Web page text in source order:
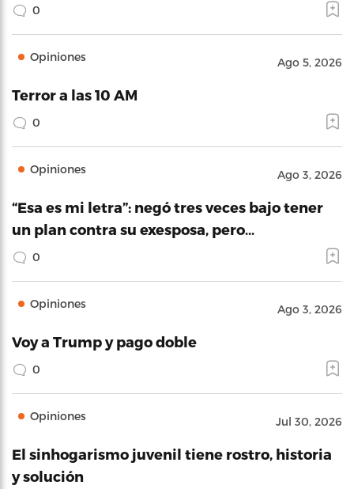
0
Opiniones Ago 5, 2026
Terror a las 10 AM
0
Opiniones Ago 3, 2026
“Esa es mi letra”: negó tres veces bajo tener
un plan contra su exesposa, pero…
0
Opiniones Ago 3, 2026
Voy a Trump y pago doble
0
Opiniones Jul 30, 2026
El sinhogarismo juvenil tiene rostro, historia
y solución